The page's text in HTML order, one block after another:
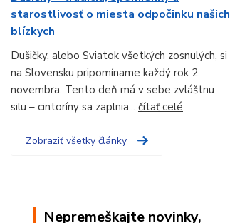
starostlivosť o miesta odpočinku našich
blízkych
Dušičky, alebo Sviatok všetkých zosnulých, si
na Slovensku pripomíname každý rok 2.
novembra. Tento deň má v sebe zvláštnu
silu – cintoríny sa zaplnia... čítať celé
Zobraziť všetky články
Nepremeškajte novinky,